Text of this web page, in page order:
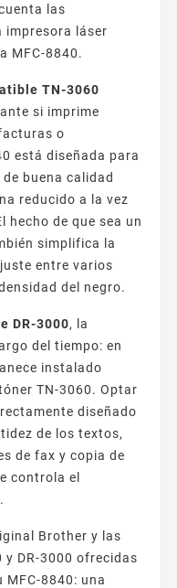
las
impresora láser
MFC-8840.
TN-3060
si imprime
o
está diseñada para
buena calidad
reducido a la vez
hecho de que sea un
simplifica la
entre varios
del negro.
DR-3000, la
del tiempo: en
instalado
TN-3060. Optar
diseñado
de los textos,
de fax y copia de
controla el
Brother y las
y DR-3000 ofrecidas
MFC-8840: una